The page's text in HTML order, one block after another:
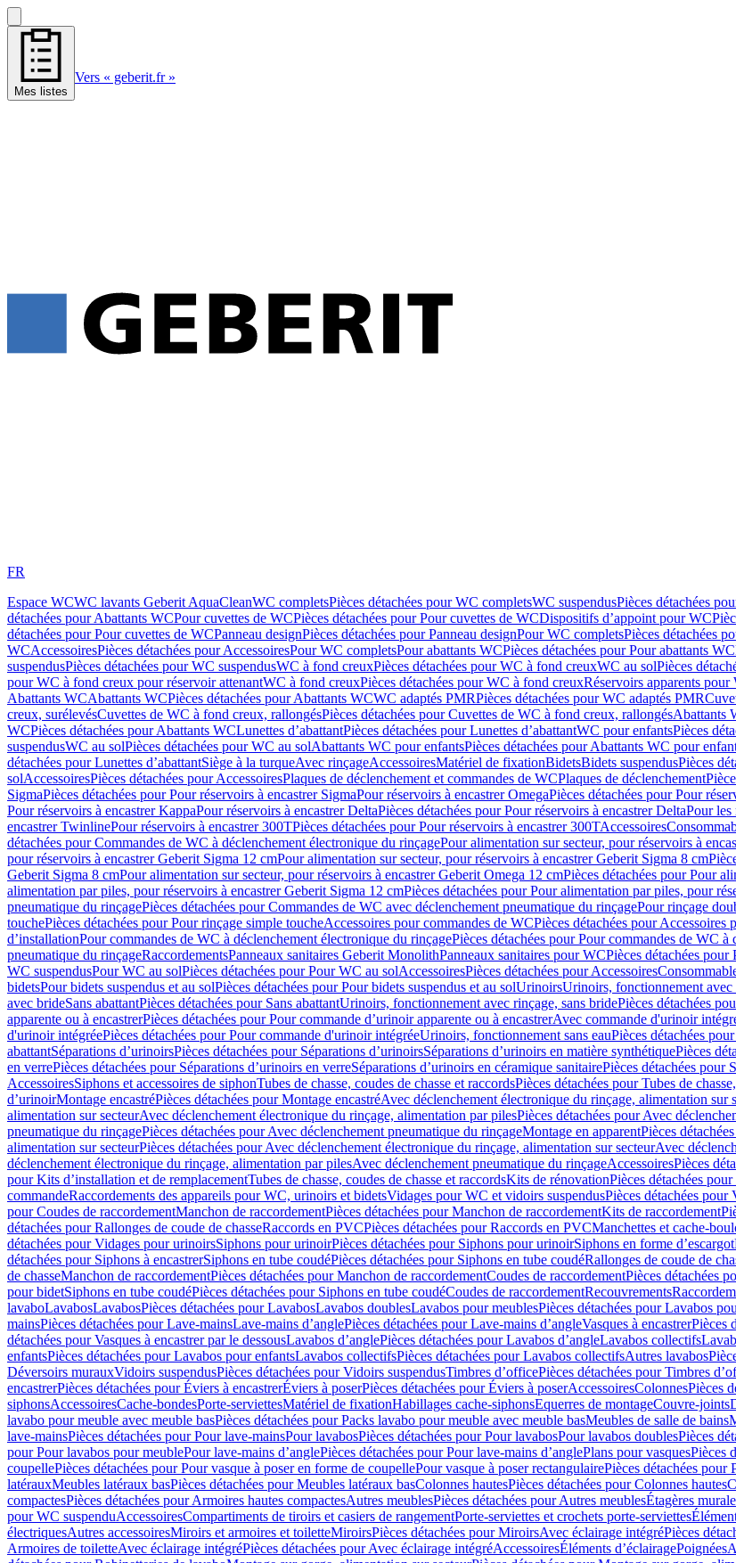
Mes listes
Vers « geberit.fr »
FR
Espace WCWC lavants Geberit AquaCleanWC completsPièces détachées pour WC completsWC suspendusPièces détachées
détachées pour Abattants WCPour cuvettes de WCPièces détachées pour Pour cuvettes de WCDispositifs d’appoint pour WC
détachées pour Pour cuvettes de WCPanneau designPièces détachées pour Panneau designPour WC completsPièces détachées
WCAccessoiresPièces détachées pour AccessoiresPour WC completsPour abattants WCPièces détachées pour Pour abattants WC
suspendusPièces détachées pour WC suspendusWC à fond creuxPièces détachées pour WC à fond creuxWC au solPièces
pour WC à fond creux pour réservoir attenantWC à fond creuxPièces détachées pour WC à fond creuxRéservoirs apparents
Abattants WCAbattants WCPièces détachées pour Abattants WCWC adaptés PMRPièces détachées pour WC adaptés PMR
creux, surélevésCuvettes de WC à fond creux, rallongésPièces détachées pour Cuvettes de WC à fond creux, rallongésAbattants
WCPièces détachées pour Abattants WCLunettes d’abattantPièces détachées pour Lunettes d’abattantWC pour enfantsPièces
suspendusWC au solPièces détachées pour WC au solAbattants WC pour enfantsPièces détachées pour Abattants WC pour
détachées pour Lunettes d’abattantSiège à la turqueAvec rinçageAccessoiresMatériel de fixationBidetsBidets suspendusPièces
solAccessoiresPièces détachées pour AccessoiresPlaques de déclenchement et commandes de WCPlaques de déclenchement
SigmaPièces détachées pour Pour réservoirs à encastrer SigmaPour réservoirs à encastrer OmegaPièces détachées pour Pour
Pour réservoirs à encastrer KappaPour réservoirs à encastrer DeltaPièces détachées pour Pour réservoirs à encastrer DeltaPour les
encastrer TwinlinePour réservoirs à encastrer 300TPièces détachées pour Pour réservoirs à encastrer 300TAccessoires
détachées pour Commandes de WC à déclenchement électronique du rinçagePour alimentation sur secteur, pour réservoirs à
pour réservoirs à encastrer Geberit Sigma 12 cmPour alimentation sur secteur, pour réservoirs à encastrer Geberit Sigma 8 cm
Geberit Sigma 8 cmPour alimentation sur secteur, pour réservoirs à encastrer Geberit Omega 12 cmPièces détachées pour Pour
alimentation par piles, pour réservoirs à encastrer Geberit Sigma 12 cmPièces détachées pour Pour alimentation par piles, pour
pneumatique du rinçagePièces détachées pour Commandes de WC avec déclenchement pneumatique du rinçagePour rinçage
touchePièces détachées pour Pour rinçage simple toucheAccessoires pour commandes de WCPièces détachées pour Accessoires
d’installationPour commandes de WC à déclenchement électronique du rinçagePièces détachées pour Pour commandes de WC
pneumatique du rinçageRaccordementsPanneaux sanitaires Geberit MonolithPanneaux sanitaires pour WCPièces détachées
WC suspendusPour WC au solPièces détachées pour Pour WC au solAccessoiresPièces détachées pour Accessoires
bidetsPour bidets suspendus et au solPièces détachées pour Pour bidets suspendus et au solUrinoirsUrinoirs, fonctionnement avec
avec brideSans abattantPièces détachées pour Sans abattantUrinoirs, fonctionnement avec rinçage, sans bridePièces détachées
apparente ou à encastrerPièces détachées pour Pour commande d’urinoir apparente ou à encastrerAvec commande d'urinoir
d'urinoir intégréePièces détachées pour Pour commande d'urinoir intégréeUrinoirs, fonctionnement sans eauPièces détachées
abattantSéparations d’urinoirsPièces détachées pour Séparations d’urinoirsSéparations d’urinoirs en matière synthétiquePièces
en verrePièces détachées pour Séparations d’urinoirs en verreSéparations d’urinoirs en céramique sanitairePièces détachées pour
AccessoiresSiphons et accessoires de siphonTubes de chasse, coudes de chasse et raccordsPièces détachées pour Tubes de
dʼurinoirMontage encastréPièces détachées pour Montage encastréAvec déclenchement électronique du rinçage, alimentation sur
alimentation sur secteurAvec déclenchement électronique du rinçage, alimentation par pilesPièces détachées pour Avec
pneumatique du rinçagePièces détachées pour Avec déclenchement pneumatique du rinçageMontage en apparentPièces
alimentation sur secteurPièces détachées pour Avec déclenchement électronique du rinçage, alimentation sur secteurAvec
déclenchement électronique du rinçage, alimentation par pilesAvec déclenchement pneumatique du rinçageAccessoiresPièces
pour Kits d’installation et de remplacementTubes de chasse, coudes de chasse et raccordsKits de rénovationPièces détachées
commandeRaccordements des appareils pour WC, urinoirs et bidetsVidages pour WC et vidoirs suspendusPièces détachées
pour Coudes de raccordementManchon de raccordementPièces détachées pour Manchon de raccordementKits de raccordement
détachées pour Rallonges de coude de chasseRaccords en PVCPièces détachées pour Raccords en PVCManchettes et cache-
détachées pour Vidages pour urinoirsSiphons pour urinoirPièces détachées pour Siphons pour urinoirSiphons en forme d’escargot
détachées pour Siphons à encastrerSiphons en tube coudéPièces détachées pour Siphons en tube coudéRallonges de coude de
de chasseManchon de raccordementPièces détachées pour Manchon de raccordementCoudes de raccordementPièces détachées
pour bidetSiphons en tube coudéPièces détachées pour Siphons en tube coudéCoudes de raccordementRecouvrements
lavaboLavabosLavabosPièces détachées pour LavabosLavabos doublesLavabos pour meublesPièces détachées pour Lavabos
mainsPièces détachées pour Lave-mainsLave-mains d’anglePièces détachées pour Lave-mains d’angleVasques à encastrerPièces
détachées pour Vasques à encastrer par le dessousLavabos d’anglePièces détachées pour Lavabos d’angleLavabos collectifs
enfantsPièces détachées pour Lavabos pour enfantsLavabos collectifsPièces détachées pour Lavabos collectifsAutres lavabos
Déversoirs murauxVidoirs suspendusPièces détachées pour Vidoirs suspendusTimbres dʼofficePièces détachées pour Timbres
encastrerPièces détachées pour Éviers à encastrerÉviers à poserPièces détachées pour Éviers à poserAccessoiresColonnesPièces
siphonsAccessoiresCache-bondesPorte-serviettesMatériel de fixationHabillages cache-siphonsEquerres de montageCouvre-joints
lavabo pour meuble avec meuble basPièces détachées pour Packs lavabo pour meuble avec meuble basMeubles de salle de bains
lave-mainsPièces détachées pour Pour lave-mainsPour lavabosPièces détachées pour Pour lavabosPour lavabos doublesPièces
pour Pour lavabos pour meublePour lave-mains d’anglePièces détachées pour Pour lave-mains d’anglePlans pour vasquesPièces
coupellePièces détachées pour Pour vasque à poser en forme de coupellePour vasque à poser rectangulairePièces détachées pour
latérauxMeubles latéraux basPièces détachées pour Meubles latéraux basColonnes hautesPièces détachées pour Colonnes hautes
compactesPièces détachées pour Armoires hautes compactesAutres meublesPièces détachées pour Autres meublesÉtagères
pour WC suspenduAccessoiresCompartiments de tiroirs et casiers de rangementPorte-serviettes et crochets porte-serviettes
électriquesAutres accessoiresMiroirs et armoires et toiletteMiroirsPièces détachées pour MiroirsAvec éclairage intégréPièces
Armoires de toiletteAvec éclairage intégréPièces détachées pour Avec éclairage intégréAccessoiresÉléments d’éclairagePoignées